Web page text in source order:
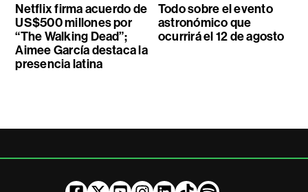
Netflix firma acuerdo de
US$500 millones por
“The Walking Dead”;
Aimee García destaca la
presencia latina
Todo sobre el evento
astronómico que
ocurrirá el 12 de agosto